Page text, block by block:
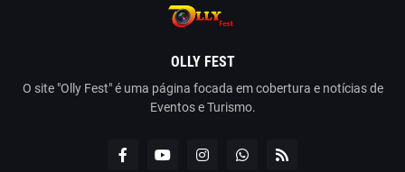
OLLY FEST
O site "Olly Fest" é uma página focada em cobertura e notícias de
Eventos e Turismo.